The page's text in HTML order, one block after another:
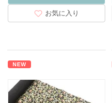
お気に入り
NEW